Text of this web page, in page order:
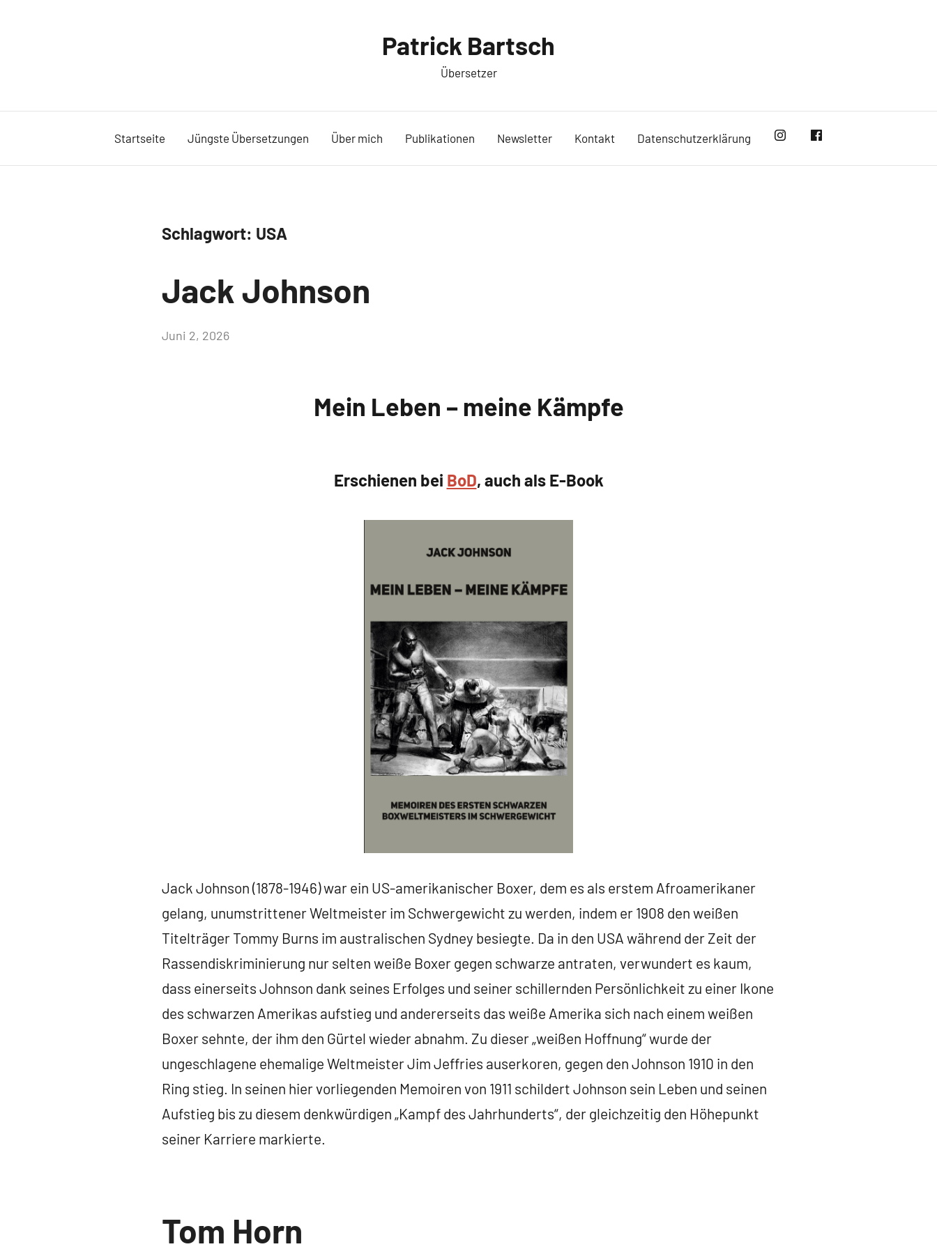
Patrick Bartsch
Übersetzer
Startseite Jüngste Übersetzungen Über mich Publikationen Newsletter Kontakt Datenschutzerklärung
Schlagwort: USA
Jüngste
Übersetzungen
Jack Johnson
von
Juni 2, 2026
Mein Leben – meine Kämpfe
Erschienen bei BoD, auch als E-Book
Jack Johnson (1878-1946) war ein US-amerikanischer Boxer, dem es als erstem Afroamerikaner
gelang, unumstrittener Weltmeister im Schwergewicht zu werden, indem er 1908 den weißen
Titelträger Tommy Burns im australischen Sydney besiegte. Da in den USA während der Zeit der
Rassendiskriminierung nur selten weiße Boxer gegen schwarze antraten, verwundert es kaum,
dass einerseits Johnson dank seines Erfolges und seiner schillernden Persönlichkeit zu einer Ikone
des schwarzen Amerikas aufstieg und andererseits das weiße Amerika sich nach einem weißen
Boxer sehnte, der ihm den Gürtel wieder abnahm. Zu dieser „weißen Hoffnung“ wurde der
ungeschlagene ehemalige Weltmeister Jim Jeffries auserkoren, gegen den Johnson 1910 in den
Ring stieg. In seinen hier vorliegenden Memoiren von 1911 schildert Johnson sein Leben und seinen
Aufstieg bis zu diesem denkwürdigen „Kampf des Jahrhunderts“, der gleichzeitig den Höhepunkt
seiner Karriere markierte.
Jüngste
Übersetzungen
Tom Horn